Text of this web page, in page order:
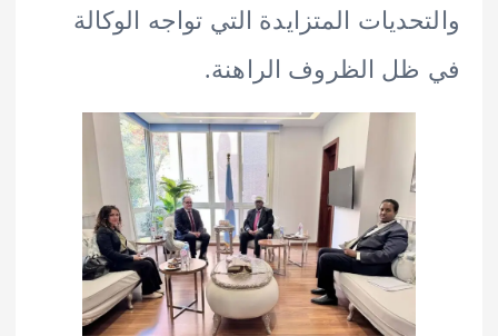
المتزايدة التي تواجه الوكالة
الظروف الراهنة.